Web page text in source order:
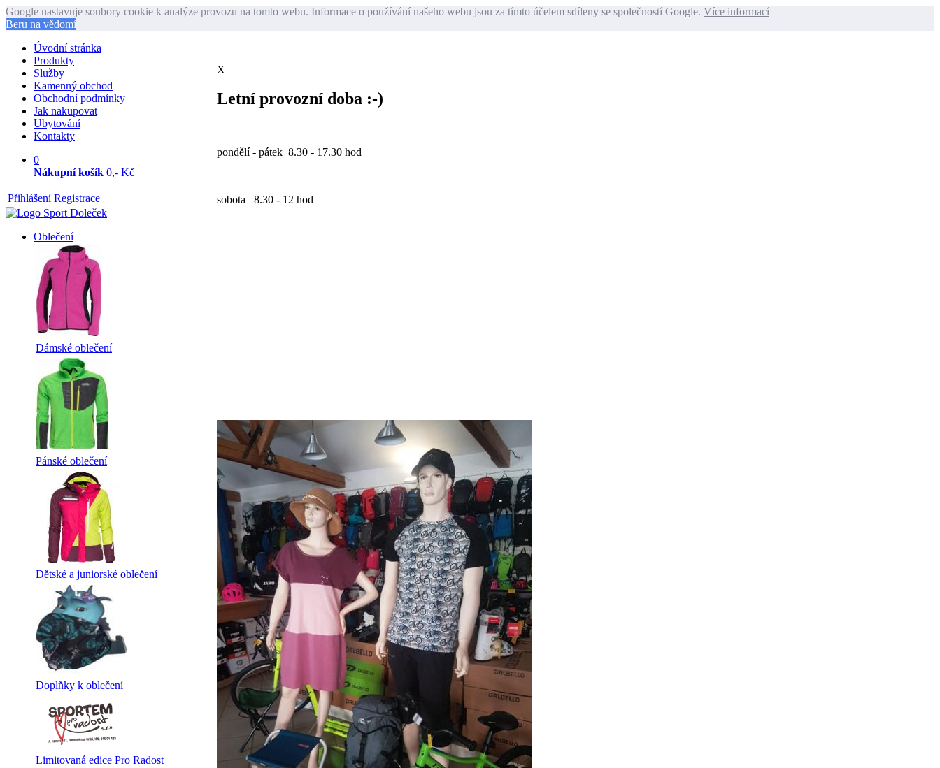
Google nastavuje soubory cookie k analýze provozu na tomto webu. Informace o používání našeho webu jsou za tímto účelem sdíleny se společností Google. Více informací
Beru na vědomí
X
Letní provozní doba :-)
pondělí - pátek 8.30 - 17.30 hod
sobota 8.30 - 12 hod
Úvodní stránka
Produkty
Služby
Kamenný obchod
Obchodní podmínky
Jak nakupovat
Ubytování
Kontakty
0
Nákupní košík 0,- Kč
Přihlášení Registrace
Oblečení
Dámské oblečení
Pánské oblečení
Dětské a juniorské oblečení
Doplňky k oblečení
Limitovaná edice Pro Radost